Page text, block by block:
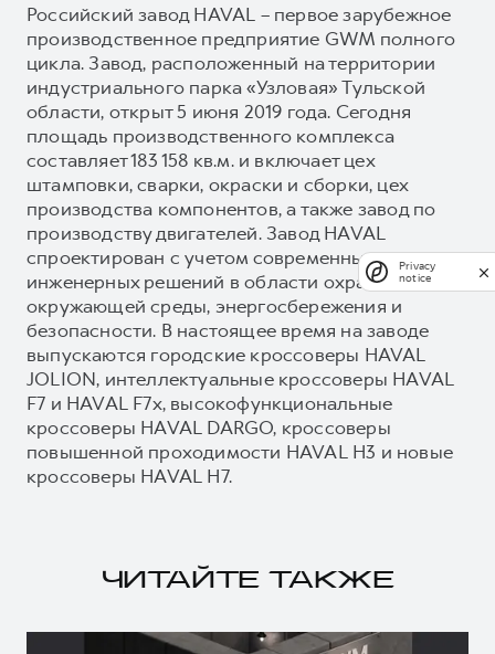
Российский завод HAVAL – первое зарубежное
производственное предприятие GWM полного
цикла. Завод, расположенный на территории
индустриального парка «Узловая» Тульской
области, открыт 5 июня 2019 года. Сегодня
площадь производственного комплекса
составляет 183 158 кв.м. и включает цех
штамповки, сварки, окраски и сборки, цех
производства компонентов, а также завод по
производству двигателей. Завод HAVAL
спроектирован с учетом современных
инженерных решений в области охраны
окружающей среды, энергосбережения и
безопасности. В настоящее время на заводе
выпускаются городские кроссоверы HAVAL
JOLION, интеллектуальные кроссоверы HAVAL
F7 и HAVAL F7x, высокофункциональные
кроссоверы HAVAL DARGO, кроссоверы
повышенной проходимости HAVAL H3 и новые
кроссоверы HAVAL H7.
ЧИТАЙТЕ ТАКЖЕ
Privacy
notice